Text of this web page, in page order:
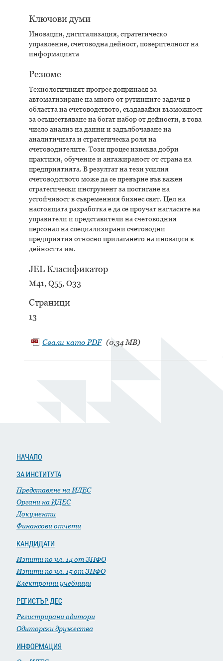
Ключови думи
Иновации, дигитализация, стратегическо
управление, счетоводна дейност, поверителност на
информацията
Резюме
Технологичният прогрес допринася за
автоматизиране на много от рутинните задачи в
областта на счетоводството, създавайки възможност
за осъществяване на богат набор от дейности, в това
число анализ на данни и задълбочаване на
аналитичната и стратегическа роля на
счетоводителите. Този процес изисква добри
практики, обучение и ангажираност от страна на
предприятията. В резултат на тези усилия
счетоводството може да се превърне във важен
стратегически инструмент за постигане на
устойчивост в съвременния бизнес свят. Цел на
настоящата разработка е да се проучат нагласите на
управители и представители на счетоводния
персонал на специализирани счетоводни
предприятия относно прилагането на иновации в
дейността им.
JEL Класификатор
M41, Q55, O33
Страници
13
Свали като PDF (0,34 MB)
НАЧАЛО
ЗА ИНСТИТУТА
Представяне на ИДЕС
Органи на ИДЕС
Документи
Финансови отчети
КАНДИДАТИ
Изпити по чл. 14 от ЗНФО
Изпити по чл. 15 от ЗНФО
Електронни учебници
РЕГИСТЪР ДЕС
Регистрирани одитори
Одиторски дружества
ИНФОРМАЦИЯ